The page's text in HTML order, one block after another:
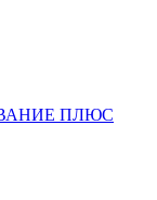
ПЛЮС